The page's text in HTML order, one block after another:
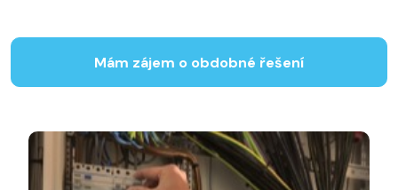
Mám zájem o obdobné řešení